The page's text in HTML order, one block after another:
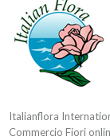
Italianflora
Commercio Fiori